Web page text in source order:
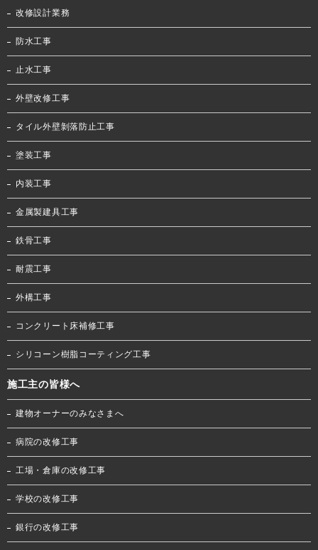
改修設計業務
防水工事
止水工事
外壁改修工事
タイル外壁剝落防止工事
塗装工事
内装工事
金属製建具工事
鉄骨工事
耐震工事
外構工事
コンクリート床補修工事
シリコーン樹脂コーティング工事
施工主の皆様へ
建物オーナーのみなさまへ
病院の改修工事
工場・倉庫の改修工事
学校の改修工事
銀行の改修工事